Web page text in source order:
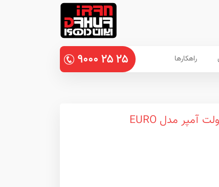
راهکارها ۹۰۰۰ ۲۵۲۵
اینورتر شارژر ( ups ) 5500 ولت آمپر مدل EURO